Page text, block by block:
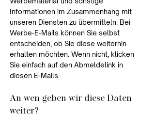
Informationen im Zusammenhang mit
unseren Diensten zu übermitteln. Bei
Werbe-E-Mails können Sie selbst
entscheiden, ob Sie diese weiterhin
erhalten möchten. Wenn nicht, klicken
Sie einfach auf den Abmeldelink in
diesen E-Mails.
An wen geben wir diese Daten
weiter?